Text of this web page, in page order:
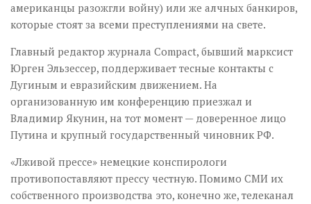
американцы разожгли войну) или же алчных банкиров,
которые стоят за всеми преступлениями на свете.
Главный редактор журнала Compact, бывший марксист
Юрген Эльзессер, поддерживает тесные контакты с
Дугиным и евразийским движением. На
организованную им конференцию приезжал и
Владимир Якунин, на тот момент — доверенное лицо
Путина и крупный государственный чиновник РФ.
«Лживой прессе» немецкие конспирологи
противопоставляют прессу честную. Помимо СМИ их
собственного производства это, конечно же, телеканал